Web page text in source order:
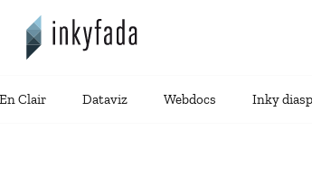
En Clair Dataviz Webdocs Inky